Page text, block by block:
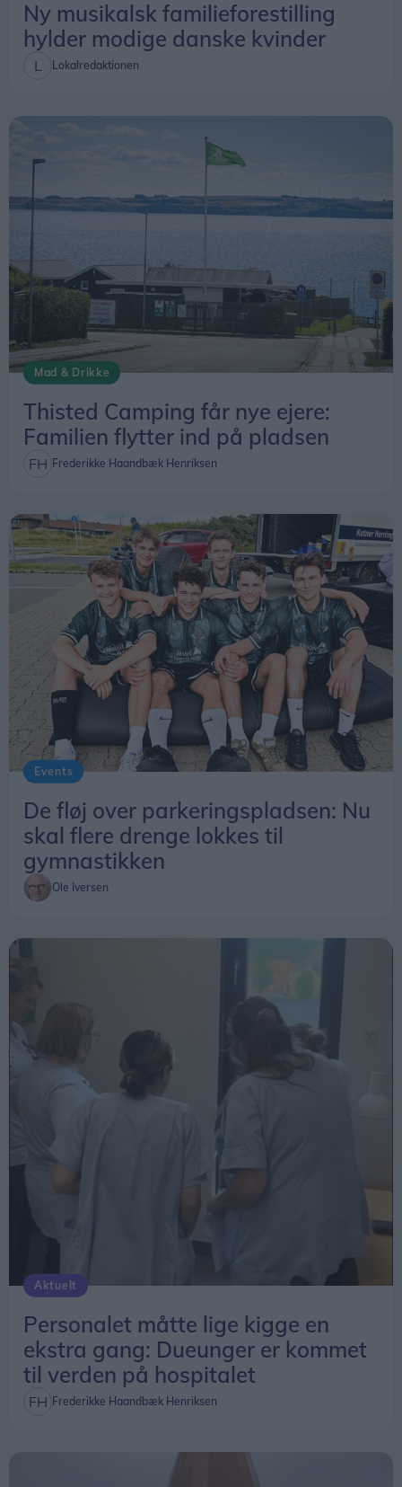
Ny musikalsk familieforestilling
hylder modige danske kvinder
Lokalredaktionen
Mad & Drikke
Thisted Camping får nye ejere:
Familien flytter ind på pladsen
Frederikke Haandbæk Henriksen
Events
De fløj over parkeringspladsen: Nu
skal flere drenge lokkes til
gymnastikken
Ole Iversen
Aktuelt
Personalet måtte lige kigge en
ekstra gang: Dueunger er kommet
til verden på hospitalet
Frederikke Haandbæk Henriksen